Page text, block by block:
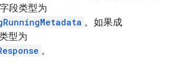
字段类型为
。如果成
型为
。